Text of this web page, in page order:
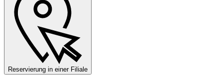
Reservierung in einer Filiale